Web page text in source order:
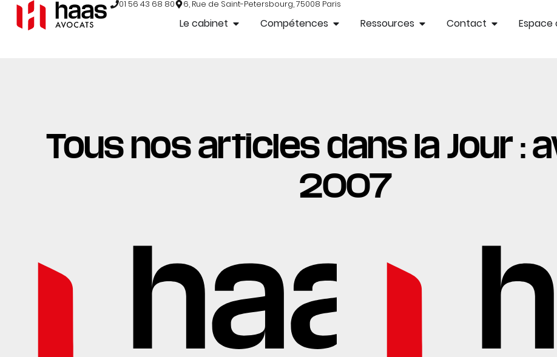
01 56 43 68 80 6, Rue de Saint-Petersbourg, 75008 Paris
Le cabinet Compétences Ressources Contact Espace
Tous nos articles dans la Jour :
2007